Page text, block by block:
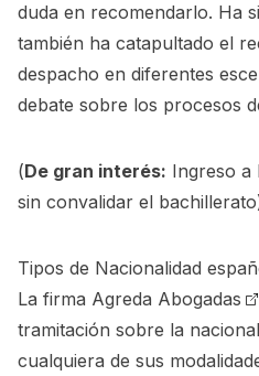
duda en recomendarlo. Ha
también ha catapultado el
despacho en diferentes
debate sobre los procesos
(De gran interés: Ingreso a
sin convalidar el bachillerato
Tipos de Nacionalidad
La firma Agreda Abogadas
tramitación sobre la
cualquiera de sus